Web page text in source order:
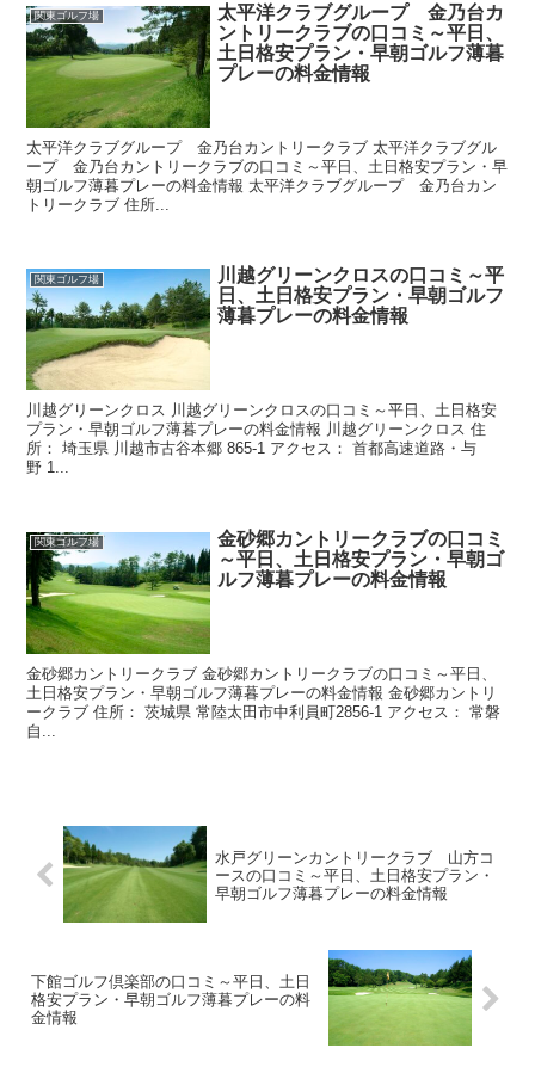
関東ゴルフ場
太平洋クラブグループ 金乃台カ
ントリークラブの口コミ～平日、
土日格安プラン・早朝ゴルフ薄暮
プレーの料金情報
太平洋クラブグループ 金乃台カントリークラブ 太平洋クラブグル
ープ 金乃台カントリークラブの口コミ～平日、土日格安プラン・早
朝ゴルフ薄暮プレーの料金情報 太平洋クラブグループ 金乃台カン
トリークラブ 住所...
関東ゴルフ場
川越グリーンクロスの口コミ～平
日、土日格安プラン・早朝ゴルフ
薄暮プレーの料金情報
川越グリーンクロス 川越グリーンクロスの口コミ～平日、土日格安
プラン・早朝ゴルフ薄暮プレーの料金情報 川越グリーンクロス 住
所： 埼玉県 川越市古谷本郷 865-1 アクセス： 首都高速道路・与
野 1...
関東ゴルフ場
金砂郷カントリークラブの口コミ
～平日、土日格安プラン・早朝ゴ
ルフ薄暮プレーの料金情報
金砂郷カントリークラブ 金砂郷カントリークラブの口コミ～平日、
土日格安プラン・早朝ゴルフ薄暮プレーの料金情報 金砂郷カントリ
ークラブ 住所： 茨城県 常陸太田市中利員町2856-1 アクセス： 常磐
自...
水戸グリーンカントリークラブ 山方コ
ースの口コミ～平日、土日格安プラン・
早朝ゴルフ薄暮プレーの料金情報
下館ゴルフ倶楽部の口コミ～平日、土日
格安プラン・早朝ゴルフ薄暮プレーの料
金情報